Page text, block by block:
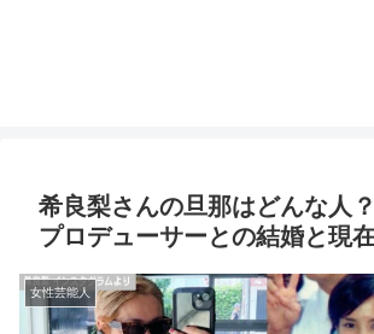
希良梨さんの旦那はどんな人
プロデューサーとの結婚と現
女性芸能人